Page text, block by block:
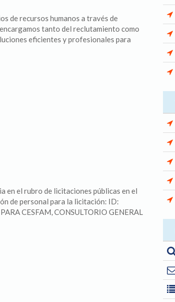
de recursos humanos a través de
tanto del reclutamiento como
eficientes y profesionales para
en el rubro de licitaciones públicas en el
de personal para la licitación: ID:
CESFAM, CONSULTORIO GENERAL